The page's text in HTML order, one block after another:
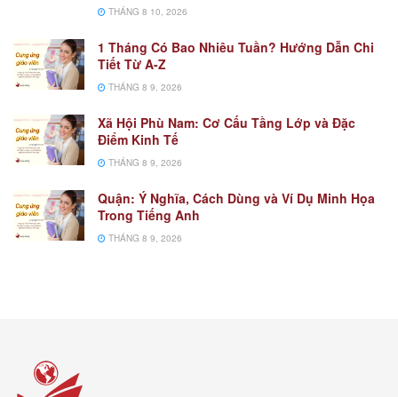
THÁNG 8 10, 2026
1 Tháng Có Bao Nhiêu Tuần? Hướng Dẫn Chi
Tiết Từ A-Z
THÁNG 8 9, 2026
Xã Hội Phù Nam: Cơ Cấu Tầng Lớp và Đặc
Điểm Kinh Tế
THÁNG 8 9, 2026
Quận: Ý Nghĩa, Cách Dùng và Ví Dụ Minh Họa
Trong Tiếng Anh
THÁNG 8 9, 2026